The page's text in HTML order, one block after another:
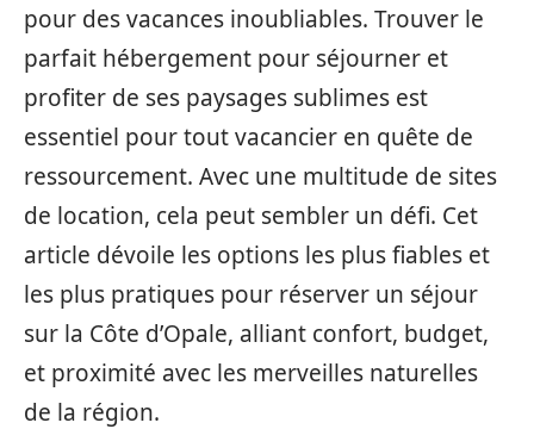
pour des vacances inoubliables. Trouver le
parfait hébergement pour séjourner et
profiter de ses paysages sublimes est
essentiel pour tout vacancier en quête de
ressourcement. Avec une multitude de sites
de location, cela peut sembler un défi. Cet
article dévoile les options les plus fiables et
les plus pratiques pour réserver un séjour
sur la Côte d’Opale, alliant confort, budget,
et proximité avec les merveilles naturelles
de la région.